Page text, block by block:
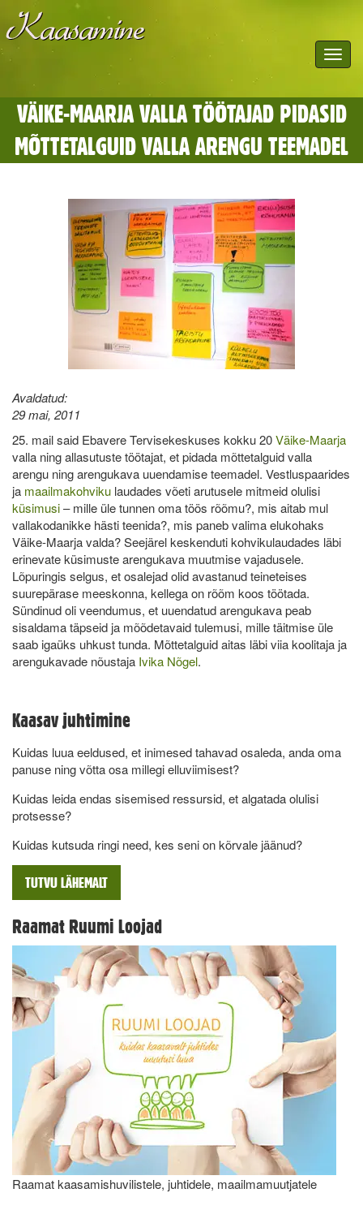
Toggle
VÄIKE-MAARJA VALLA TÖÖTAJAD PIDASID
MÕTTETALGUID VALLA ARENGU TEEMADEL
Avaldatud:
29 mai, 2011
25. mail said Ebavere Tervisekeskuses kokku 20Väike-Maarja
valla ning allasutuste töötajat, et pidada mõttetalguid valla
arengu ning arengukava uuendamise teemadel. Vestluspaarides
ja maailmakohviku laudades võeti arutusele mitmeid olulisi
küsimusi– mille üle tunnen oma töös rõõmu?, mis aitab mul
vallakodanikke hästi teenida?, mis paneb valima elukohaks
Väike-Maarja valda? Seejärel keskenduti kohvikulaudades läbi
erinevate küsimuste arengukava muutmise vajadusele.
Lõpuringis selgus, et osalejad olid avastanud teineteises
suurepärase meeskonna, kellega on rõõm koos töötada.
Sündinud oli veendumus, et uuendatud arengukava peab
sisaldama täpseid ja mõõdetavaid tulemusi, mille täitmise üle
saab igaüks uhkust tunda. Mõttetalguid aitas läbi viia koolitaja ja
arengukavade nõustaja Ivika Nõgel.
Kaasav juhtimine
Kuidas luua eeldused, et inimesed tahavad osaleda, anda oma
panuse ning võtta osa millegi elluviimisest?
Kuidas leida endas sisemised ressursid, et algatada olulisi
protsesse?
Kuidas kutsuda ringi need, kes seni on kõrvale jäänud?
TUTVU LÄHEMALT
Raamat Ruumi Loojad
Raamat kaasamishuvilistele, juhtidele, maailmamuutjatele